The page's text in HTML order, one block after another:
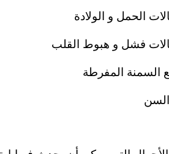
الحمل و الولادة
فشل و هبوط القلب
السمنة المفرطة